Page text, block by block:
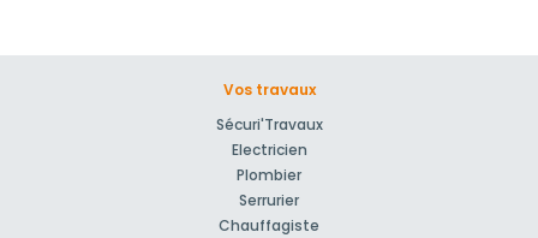
Vos travaux
Sécuri'Travaux
Electricien
Plombier
Serrurier
Chauffagiste